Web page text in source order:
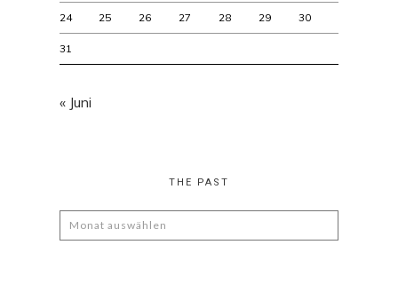
24 25 26 27 28 29 30
31
« Juni
THE PAST
The
Past